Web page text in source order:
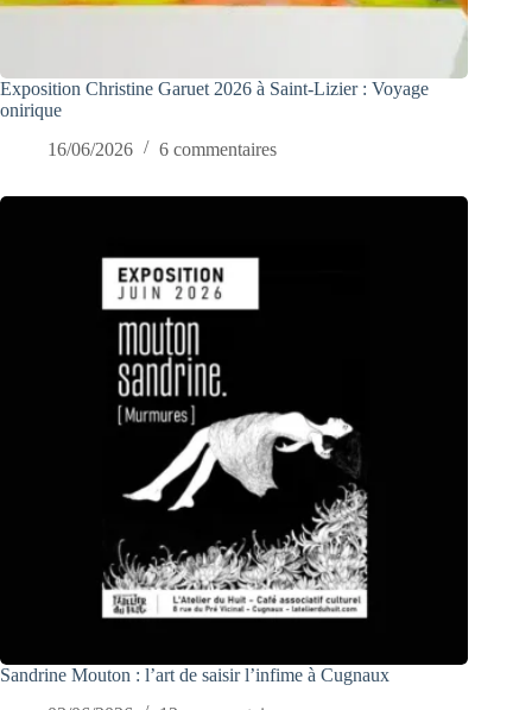
Exposition Christine Garuet 2026 à Saint-Lizier : Voyage
onirique
16/06/2026
6 commentaires
Sandrine Mouton : l’art de saisir l’infime à Cugnaux